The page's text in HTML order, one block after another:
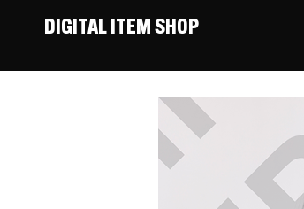
DIGITAL ITEM SHOP